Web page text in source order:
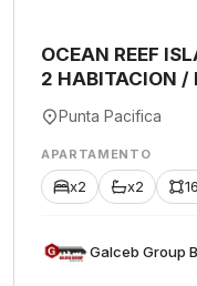
OCEAN REEF
2 HABITACION /
Punta Pacifica
APARTAMENTO
x2 x2